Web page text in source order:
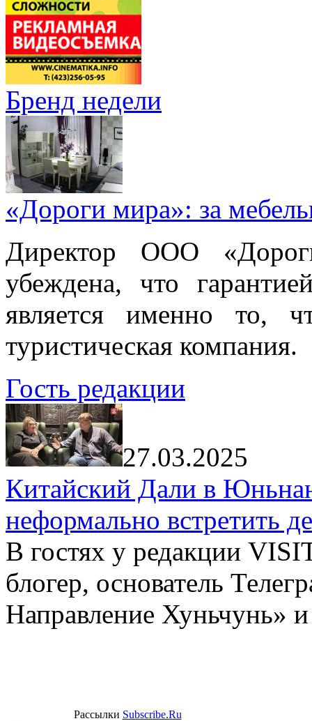
Бренд недели
«Дороги мира»: за
Директор ООО
убеждена, что
является именно то,
туристическая компания.
Гость редакции
27.03.2025
Китайский Дали в
неформально встретить
В гостях у редакции
блогер, основатель
Направление Хуньчунь»
Рассылки Subscribe.Ru